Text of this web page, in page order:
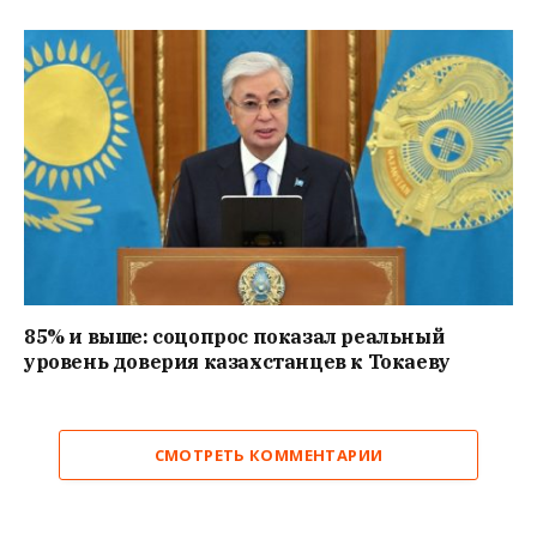
85% и выше: соцопрос показал реальный
уровень доверия казахстанцев к Токаеву
СМОТРЕТЬ КОММЕНТАРИИ